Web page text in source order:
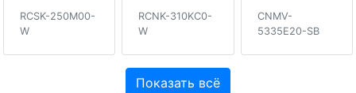
RCSK-250M00-
W
RCNK-310KC0-
W
CNMV-
5335E20-SB
Показать всё